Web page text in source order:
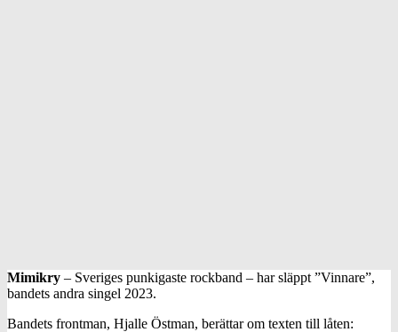
Mimikry – Sveriges punkigaste rockband – har släppt ”Vinnare”,
bandets andra singel 2023.
Bandets frontman, Hjalle Östman, berättar om texten till låten: